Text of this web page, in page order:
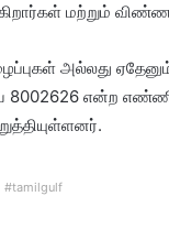
மற்றும்
அல்லது
8002626 என்ற
#tamilgulf